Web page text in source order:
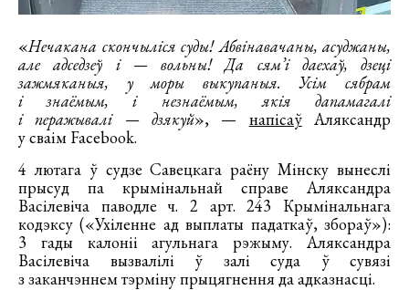
«Нечакана скончыліся суды! Абвінавачаны, асуджаны,
але адседзеў і — вольны! Да сям’і даехаў, дзеці
зажмяканыя, у моры выкупаныя. Усім сябрам
і знаёмым, і незнаёмым, якія дапамагалі
і перажывалі — дзякуй», — напісаўАляксандр
у сваім Facebook.
4 лютага ў судзе Савецкага раёну Мінску вынеслі
прысуд па крымінальнай справе Аляксандра
Васілевіча паводле ч. 2 арт. 243 Крымінальнага
кодэксу («Ухіленне ад выплаты падаткаў, збораў»):
3 гады калоніі агульнага рэжыму. Аляксандра
Васілевіча вызвалілі ў залі суда ў сувязі
з заканчэннем тэрміну прыцягнення да адказнасці.